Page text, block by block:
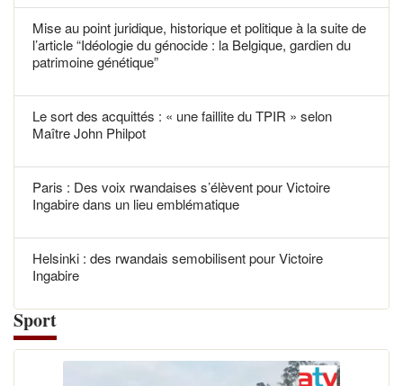
Mise au point juridique, historique et politique à la suite de
l’article “Idéologie du génocide : la Belgique, gardien du
patrimoine génétique”
Le sort des acquittés : « une faillite du TPIR » selon
Maître John Philpot
Paris : Des voix rwandaises s’élèvent pour Victoire
Ingabire dans un lieu emblématique
Helsinki : des rwandais semobilisent pour Victoire
Ingabire
Sport